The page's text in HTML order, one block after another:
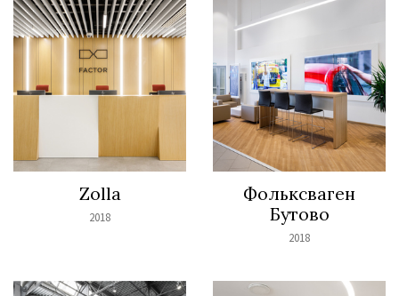
Zolla
2018
Фольксваген
Бутово
2018